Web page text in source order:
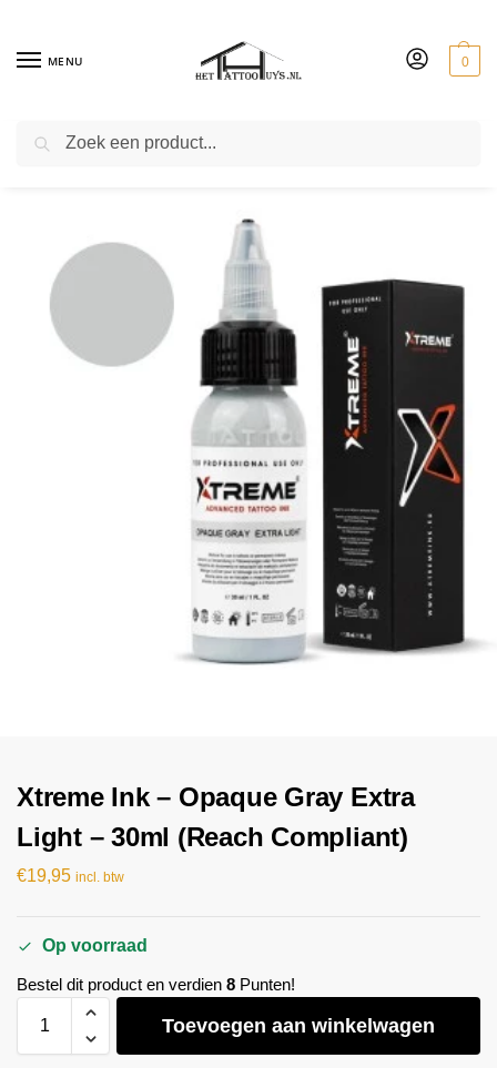
MENU 0
Xtreme Ink – Opaque Gray Extra
Light – 30ml (Reach Compliant)
€19,95 incl. btw
Op voorraad
Bestel dit product en verdien 8 Punten!
Toevoegen aan winkelwagen